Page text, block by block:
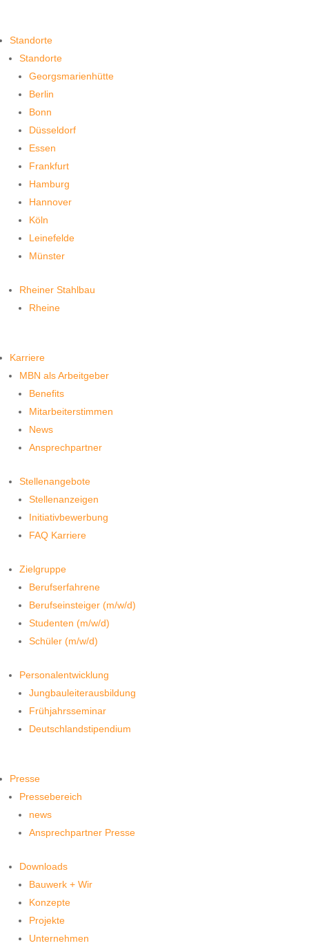
Standorte
Standorte
Georgsmarienhütte
Berlin
Bonn
Düsseldorf
Essen
Frankfurt
Hamburg
Hannover
Köln
Leinefelde
Münster
Rheiner Stahlbau
Rheine
Karriere
MBN als Arbeitgeber
Benefits
Mitarbeiterstimmen
News
Ansprechpartner
Stellenangebote
Stellenanzeigen
Initiativbewerbung
FAQ Karriere
Zielgruppe
Berufserfahrene
Berufseinsteiger (m/w/d)
Studenten (m/w/d)
Schüler (m/w/d)
Personalentwicklung
Jungbauleiterausbildung
Frühjahrsseminar
Deutschlandstipendium
Presse
Pressebereich
news
Ansprechpartner Presse
Downloads
Bauwerk + Wir
Konzepte
Projekte
Unternehmen